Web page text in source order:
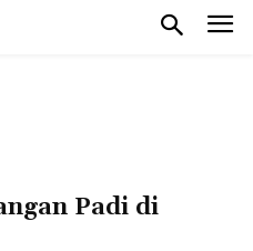
Padi di